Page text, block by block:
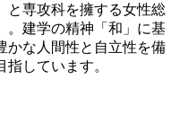
と専攻科を擁する女性総
。建学の精神「和」に基
かな人間性と自立性を備
しています。